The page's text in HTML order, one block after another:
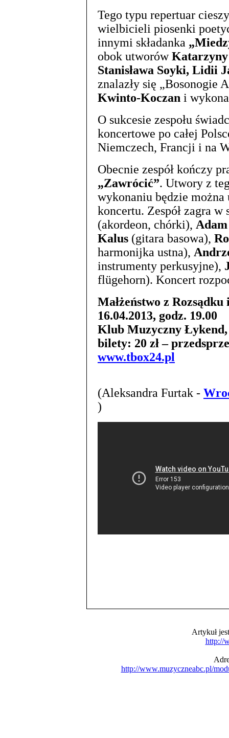
Tego typu repertuar
wielbicieli piosenki
innymi składanka
obok utworów
Stanisława Soyki, Lidii
znalazły się „Bosonogie
Kwinto-Koczan i
O sukcesie zespołu
koncertowe po całej
Niemczech, Francji i na
Obecnie zespół kończy
„Zawrócić”. Utwory z
wykonaniu będzie można
koncertu. Zespół zagra w
(akordeon, chórki),
Kalus (gitara basowa),
harmonijka ustna),
instrumenty perkusyjne),
flügehorn). Koncert
Małżeństwo z Rozsądku
16.04.2013, godz. 19.00
Klub Muzyczny Łykend,
bilety: 20 zł –
www.tbox24.pl
(Aleksandra Furtak -
)
Artykuł
http://
http://www.muzyczneabc.pl/